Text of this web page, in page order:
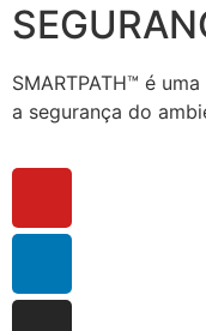
SMARTPATH™ é
a segurança do